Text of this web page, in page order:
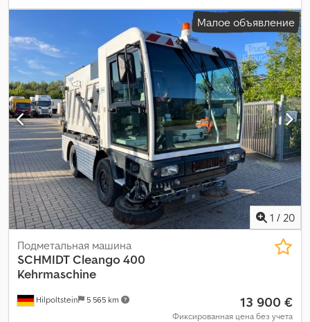
Малое объявление
1 / 20
Hilpoltstein 5 565 km
Подметальная машина
SCHMIDTCleango 400
Kehrmaschine
13 900 €
Фиксированная цена без учета